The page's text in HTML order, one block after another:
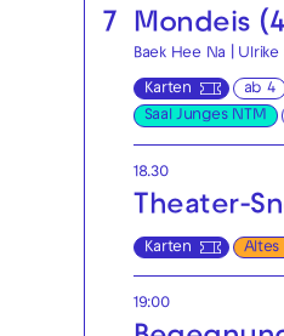
7 Mondeis
Baek Hee Na | Ulrike
Karten ab 4
Saal Junges NTM
18.30
Theater-
Karten Altes
19:00